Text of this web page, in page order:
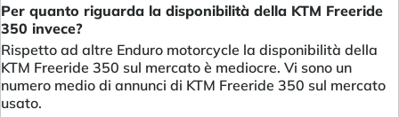
Per quanto riguarda la disponibilità della KTM Freeride
350 invece?
Rispetto ad altre Enduro motorcycle la disponibilità della
KTM Freeride 350 sul mercato è mediocre. Vi sono un
numero medio di annunci di KTM Freeride 350 sul mercato
usato.